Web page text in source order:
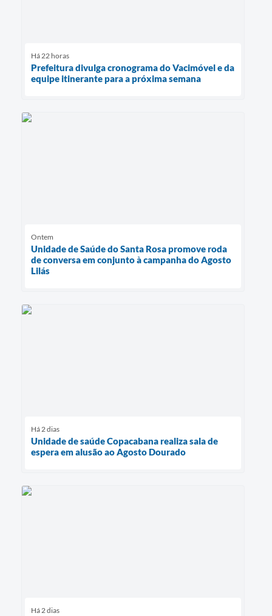
Há 22 horas
Prefeitura divulga cronograma do Vacimóvel e da
equipe itinerante para a próxima semana
Ontem
Unidade de Saúde do Santa Rosa promove roda
de conversa em conjunto à campanha do Agosto
Lilás
Há 2 dias
Unidade de saúde Copacabana realiza sala de
espera em alusão ao Agosto Dourado
Há 2 dias